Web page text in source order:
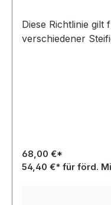
Diese Richtlinie
verschiedener
68,00 €*
54,40 €* für förd.